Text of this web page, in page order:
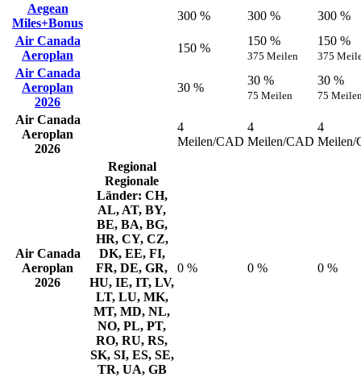
Aegean
Miles+Bonus
300 % 300 %
300 %
Air Canada
Aeroplan
150 %
150 %
375 Meilen
150 %
375
Air Canada
Aeroplan
2026
30 %
30 %
75 Meilen
30 %
75
Air Canada
Aeroplan
2026
4
Meilen/CAD
4
Meilen/CAD
4
Meilen/
Air Canada
Aeroplan
2026
Regional
Regionale
Länder: CH,
AL, AT, BY,
BE, BA, BG,
HR, CY, CZ,
DK, EE, FI,
FR, DE, GR,
HU, IE, IT, LV,
LT, LU, MK,
MT, MD, NL,
NO, PL, PT,
RO, RU, RS,
SK, SI, ES, SE,
TR, UA, GB
0 % 0 % 0 %